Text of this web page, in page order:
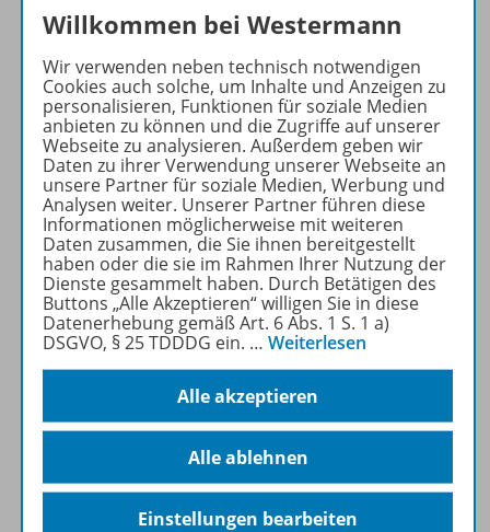
wichtigsten Seiten:
zu den Abo-Angeboten
zum Zeitschriftenkiosk
zum Online-Archiv
Mehr zur Zeitschrift
Produktinformationen
Beschreibung
Zugehörige Produkte
Willkommen bei Westermann
Wir verwenden neben technisch notwendigen
Cookies auch solche, um Inhalte und Anzeigen zu
personalisieren, Funktionen für soziale Medien
anbieten zu können und die Zugriffe auf unserer
Webseite zu analysieren. Außerdem geben wir
Daten zu ihrer Verwendung unserer Webseite an
unsere Partner für soziale Medien, Werbung und
Analysen weiter. Unserer Partner führen diese
Informationen möglicherweise mit weiteren
Daten zusammen, die Sie ihnen bereitgestellt
haben oder die sie im Rahmen Ihrer Nutzung der
Dienste gesammelt haben. Durch Betätigen des
Buttons „Alle Akzeptieren“ willigen Sie in diese
Datenerhebung gemäß Art. 6 Abs. 1 S. 1 a)
DSGVO, § 25 TDDDG ein. … Weiterlesen
Alle akzeptieren
Alle ablehnen
Einstellungen bearbeiten